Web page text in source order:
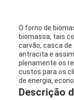
O forno de
biomassa, tais
carvão, casca de
antracita e
plenamente os
custos para os
de energia,
Descrição